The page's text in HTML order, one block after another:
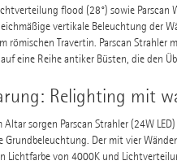
flood (28°) sowie Parscan
vertikale Beleuchtung der
römischen Travertin. Parscan
eine Reihe antiker Büsten, die den
Relighting mit
sorgen Parscan Strahler (24W
Der mit vier
Lichtfarbe von 4000K und